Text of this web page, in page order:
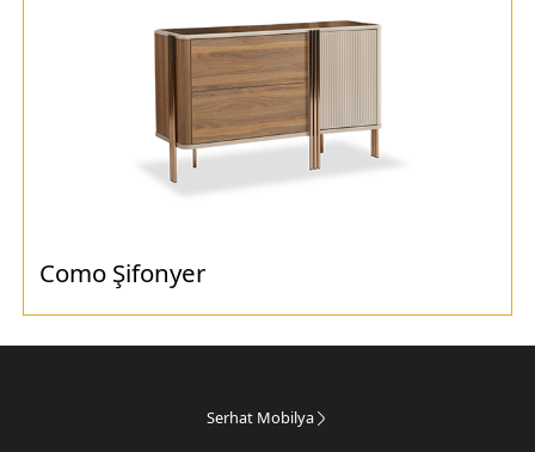
Como Şifonyer
Serhat Mobilya